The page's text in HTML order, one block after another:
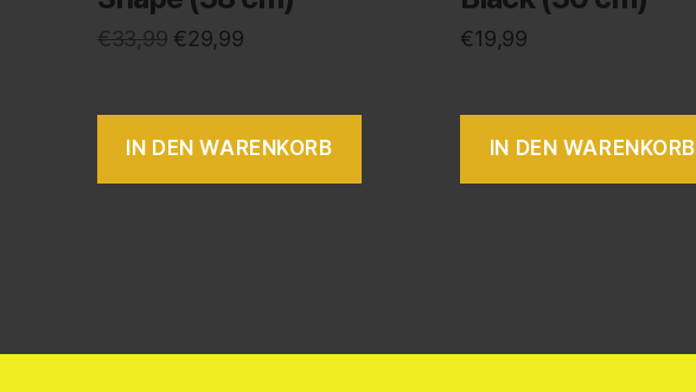
€33,99 €29,99
IN DEN WARENKORB
€19,99
IN DEN WARENKORB